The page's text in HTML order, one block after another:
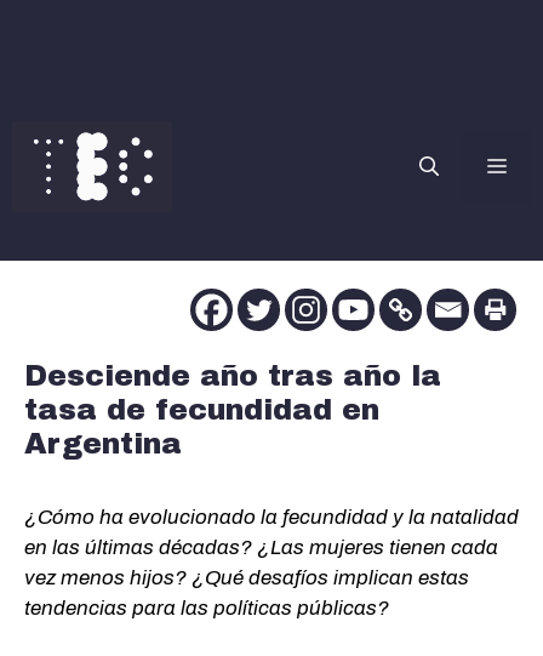
contenido
Desciende año tras año la
tasa de fecundidad en
Argentina
¿Cómo ha evolucionado la fecundidad y la natalidad
en las últimas décadas? ¿Las mujeres tienen cada
vez menos hijos? ¿Qué desafíos implican estas
tendencias para las políticas públicas?